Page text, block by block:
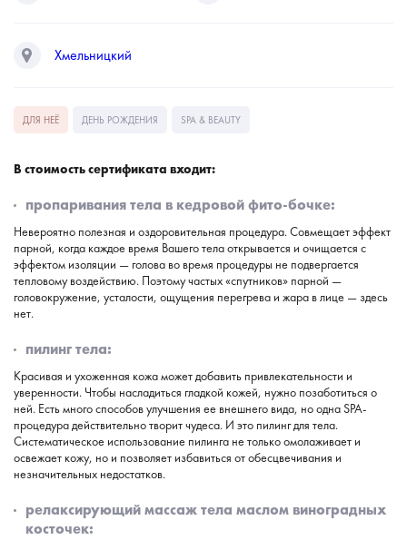
Хмельницкий
ДЛЯ НЕЁ ДЕНЬ РОЖДЕНИЯ SPA & BEAUTY
В стоимость сертификата входит:
пропаривания тела в кедровой фито-бочке:
Невероятно полезная и оздоровительная процедура. Совмещает эффект
парной, когда каждое время Вашего тела открывается и очищается с
эффектом изоляции — голова во время процедуры не подвергается
тепловому воздействию. Поэтому частых «спутников» парной —
головокружение, усталости, ощущения перегрева и жара в лице — здесь
нет.
пилинг тела:
Красивая и ухоженная кожа может добавить привлекательности и
уверенности. Чтобы насладиться гладкой кожей, нужно позаботиться о
ней. Есть много способов улучшения ее внешнего вида, но одна SPA-
процедура действительно творит чудеса. И это пилинг для тела.
Систематическое использование пилинга не только омолаживает и
освежает кожу, но и позволяет избавиться от обесцвечивания и
незначительных недостатков.
релаксирующий массаж тела маслом виноградных
косточек: